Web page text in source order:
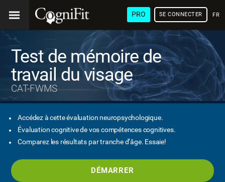
PRO SE CONNECTER
Test de mémoire de
travail du visage
CAT-FWMS
Accédez à cette évaluation neuropsychologique.
Évaluation cognitive de vos compétences cognitives.
Comparez les résultats par tranche d’âge. Essaie!
DÉMARRER